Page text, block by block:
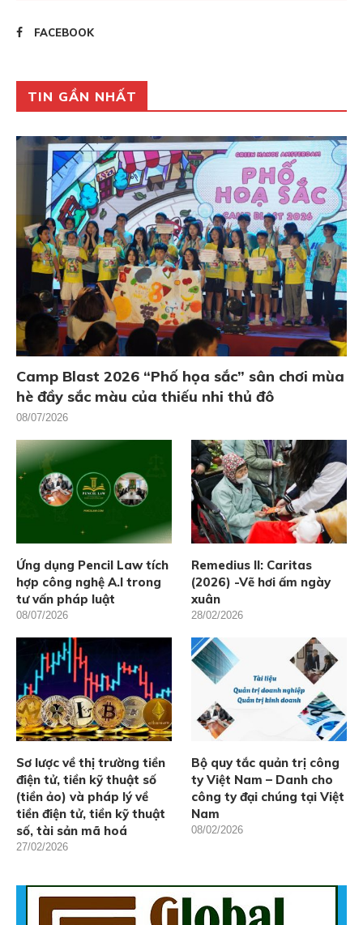
FACEBOOK
TIN GẦN NHẤT
Camp Blast 2026 “Phố họa sắc” sân chơi mùa
hè đầy sắc màu của thiếu nhi thủ đô
08/07/2026
Ứng dụng Pencil Law tích
hợp công nghệ A.I trong
tư vấn pháp luật
08/07/2026
Remedius II: Caritas
(2026) -Vẽ hơi ấm ngày
xuân
28/02/2026
Sơ lược về thị trường tiền
điện tử, tiền kỹ thuật số
(tiền ảo) và pháp lý về
tiền điện tử, tiền kỹ thuật
số, tài sản mã hoá
27/02/2026
Bộ quy tắc quản trị công
ty Việt Nam – Danh cho
công ty đại chúng tại Việt
Nam
08/02/2026